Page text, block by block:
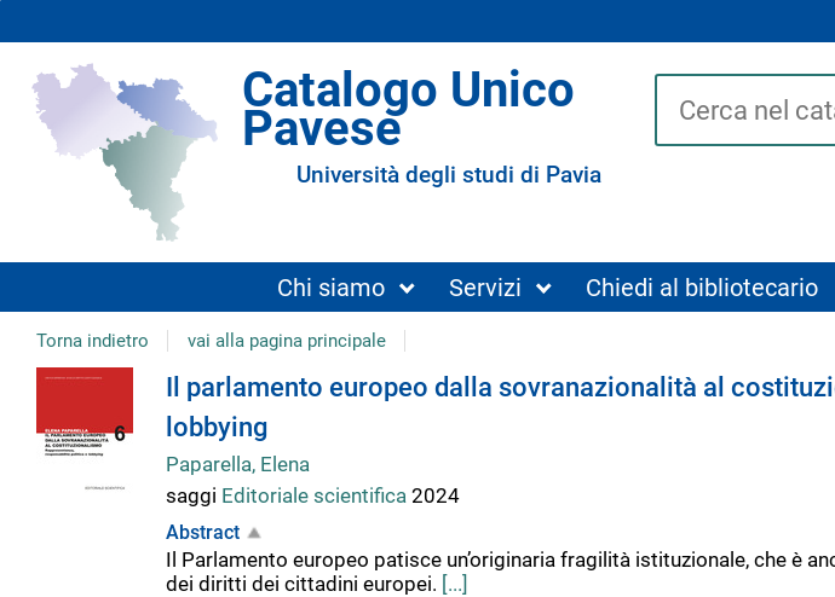
Catalogo Unico
Pavese
Università degli studi di Pavia
Cerca su "Catalogo"
Chi siamo Servizi Chiedi al bibliotecario
Torna indietro vai alla pagina principale
Dettaglio
del
documento
Il parlamento europeo dalla sovranazionalità al
lobbying
Paparella, Elena
saggi Editoriale scientifica 2024
Abstract
Il Parlamento europeo patisce un’originaria fragilità istituzionale, che è
dei diritti dei cittadini europei. [...]